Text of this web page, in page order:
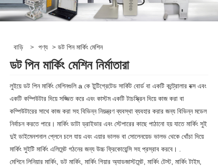
বাড়ি > পণ্য > ডট পিন মার্কিং মেশিন
ডট পিন মার্কিং মেশিন নির্মাতারা
লুইয়ে ডট পিন মার্কিং মেশিনগুলি a কে ইন্টিগ্রেটেড সার্কিট বোর্ড বা একটি কন্ট্রোলার বক্স এবং
একটি কম্পিউটার দিয়ে সজ্জিত করে এবং কাস্টম একটি টাচস্ক্রিন দিয়ে কাজ করা বা
কম্পিউটারের সাথে কাজ করা সহ বিভিন্ন নিয়ন্ত্রণ ব্যবস্থা ব্যবহার করার জন্য বিভিন্ন মডেল
নির্বাচন করতে পারে। মার্কিং ডাটা ড্রাইভার এবং স্টেপারের কাছে পাঠানো হয় যাতে মার্কিং সুই
দুই ডাইমেনশনাল প্লেনে চলে যায় এবং এয়ার ভালভ বা সোলেনয়েড ভালভ থেকে খোঁচা দিয়ে
মার্কিং সুইটি মার্কিং এলিমেন্ট গঠনের জন্য উচ্চ ফ্রিকোয়েন্সি সহ প্রস্রাব করবে। .
মেশিনে লিনিয়ার মার্কিং, ডট মার্কিং, মার্কিং গিয়ার অ্যাডজাস্টমেন্ট, মার্কিং টেস্ট, মার্কিং টাইম,